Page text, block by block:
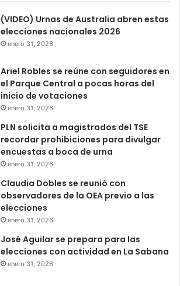
(VIDEO) Urnas de Australia abren estas
elecciones nacionales 2026
enero 31, 2026
Ariel Robles se reúne con seguidores en
el Parque Central a pocas horas del
inicio de votaciones
enero 31, 2026
PLN solicita a magistrados del TSE
recordar prohibiciones para divulgar
encuestas a boca de urna
enero 31, 2026
Claudia Dobles se reunió con
observadores de la OEA previo a las
elecciones
enero 31, 2026
José Aguilar se prepara para las
elecciones con actividad en La Sabana
enero 31, 2026